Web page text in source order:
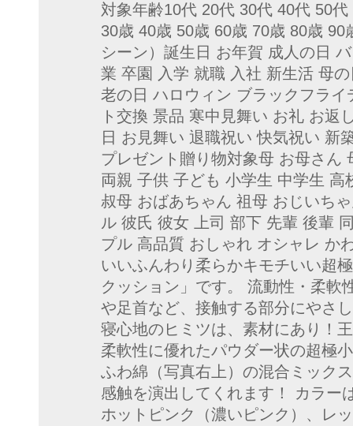
対象年齢10代 20代 30代 40代 50
30歳 40歳 50歳 60歳 70歳 80歳
シーン）誕生日 お年賀 成人の日
業 卒園 入学 就職 入社 新生活 母
老の日 ハロウィン ブラックフラ
ト交換 景品 寒中見舞い お礼 お返
日 お見舞い 退職祝い 快気祝い 新
プレゼント贈り物対象母 お母さん
両親 子供 子ども 小学生 中学生
叔母 おばあちゃん 祖母 おじいち
ル 彼氏 彼女 上司 部下 先輩 後輩
プル 高品質 おしゃれ オシャレ か
いいふんわり柔らかキモチいい超
クッション」です。 流動性・柔軟
や足首など、接触する部分にやさ
寝心地のヒミツは、素材にあり！
柔軟性に優れたパウダー状の超極
ふわ綿（写真右上）の混合ミック
感触を演出してくれます！ カラー
ホットピンク（濃いピンク）、レ